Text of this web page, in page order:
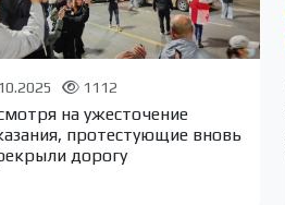
1112
на ужесточение
протестующие вновь
дорогу